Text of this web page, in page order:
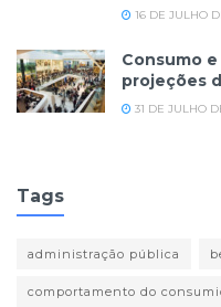
16 DE JULHO
Consumo
projeções
31 DE JULHO
Tags
administração pública
comportamento do